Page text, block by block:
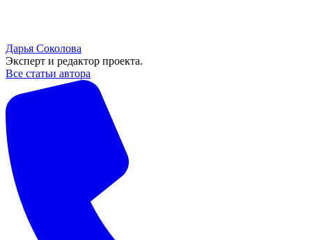
Дарья Соколова
Эксперт и редактор проекта.
Все статьи автора